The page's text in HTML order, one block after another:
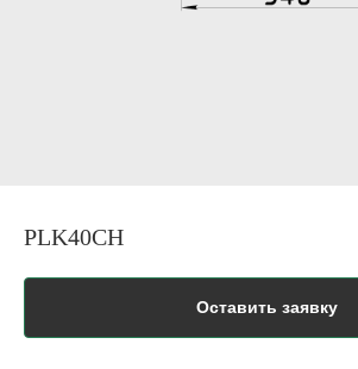
PLK40CH
Оставить заявку